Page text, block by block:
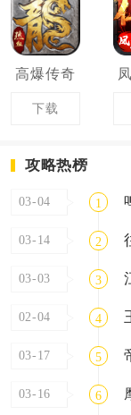
高爆传奇
下载
攻略热榜
03-04 1
03-14 2
03-03 3
02-04 4
03-17 5
03-16 6